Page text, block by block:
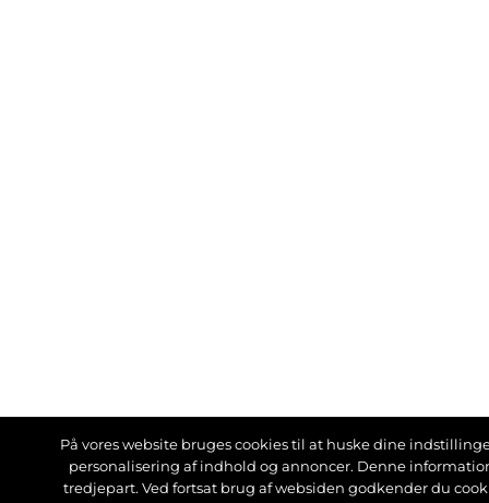
På vores website bruges cookies til at huske dine
personalisering af indhold og annoncer. Denne
tredjepart. Ved fortsat brug af websiden godkender du